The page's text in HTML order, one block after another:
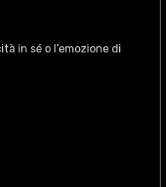
in sé o l’emozione di